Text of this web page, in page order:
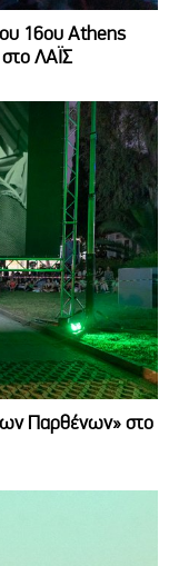
16ου Athens
ΛΑΪΣ
Παρθένων» στο